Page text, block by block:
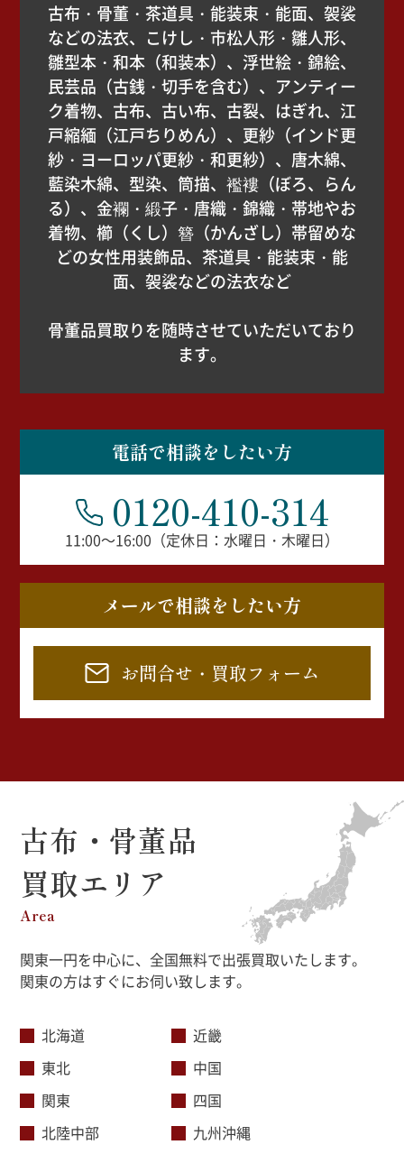
古布・骨董・茶道具・能装束・能面、袈裟
などの法衣、こけし・市松人形・雛人形、
雛型本・和本（和装本）、浮世絵・錦絵、
民芸品（古銭・切手を含む）、アンティー
ク着物、古布、古い布、古裂、はぎれ、江
戸縮緬（江戸ちりめん）、更紗（インド更
紗・ヨーロッパ更紗・和更紗）、唐木綿、
藍染木綿、型染、筒描、襤褸（ぼろ、らん
る）、金襴・緞子・唐織・錦織・帯地やお
着物、櫛（くし）簪（かんざし）帯留めな
どの女性用装飾品、茶道具・能装束・能
面、袈裟などの法衣など
骨董品買取りを随時させていただいており
ます。
電話で相談をしたい方
0120-410-314
11:00～16:00（定休日：水曜日・木曜日）
メールで相談をしたい方
お問合せ・買取フォーム
古布・骨董品
買取エリア
Area
関東一円を中心に、全国無料で出張買取いたします。
関東の方はすぐにお伺い致します。
北海道
東北
関東
北陸中部
近畿
中国
四国
九州沖縄